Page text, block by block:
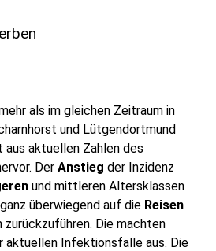
als im gleichen Zeitraum in
und Lütgendortmund
aus aktuellen Zahlen des
Der Anstieg der Inzidenz
und mittleren Altersklassen
überwiegend auf die Reisen
zurückzuführen. Die machten
aktuellen Infektionsfälle aus. Die